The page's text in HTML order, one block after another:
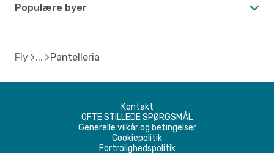
Populære byer
Fly Pantelleria
Kontakt
OFTE STILLEDE SPØRGSMÅL
Generelle vilkår og betingelser
Cookiepolitik
Fortrolighedspolitik